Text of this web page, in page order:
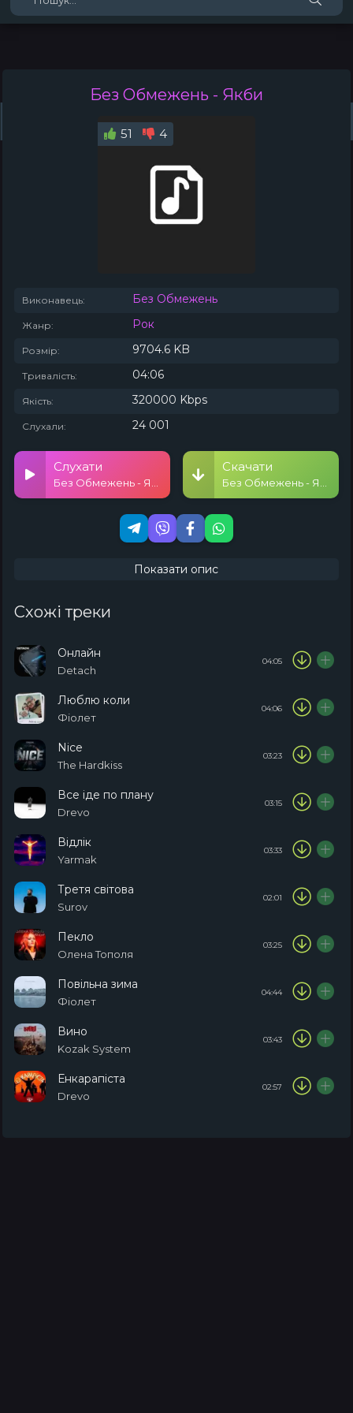
Топ 100
Без Обмежень - Якби
51 4
Виконавець: Без Обмежень
Жанр: Рок
Розмір: 9704.6 KB
Тривалість: 04:06
Якість: 320000 Kbps
Слухали: 24 001
Слухати Скачати
Показати опис
Схожі треки
Онлайн
Detach
04:05
Люблю коли
Фіолет
04:06
Nice
The Hardkiss
03:23
Все іде по плану
Drevo
03:15
Відлік
Yarmak
03:33
Третя світова
Surov
02:01
Пекло
Олена Тополя
03:25
Повільна зима
Фіолет
04:44
Вино
Kozak System
03:43
Енкарапіста
Drevo
02:57